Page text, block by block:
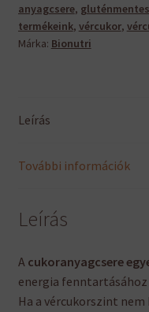
anyagcsere, gluténmentes
termékeink, vércukor,
Márka: Bionutri
Leírás
További információk
Leírás
A cukoranyagcsere
energia fenntartásához
Ha a vércukorszint